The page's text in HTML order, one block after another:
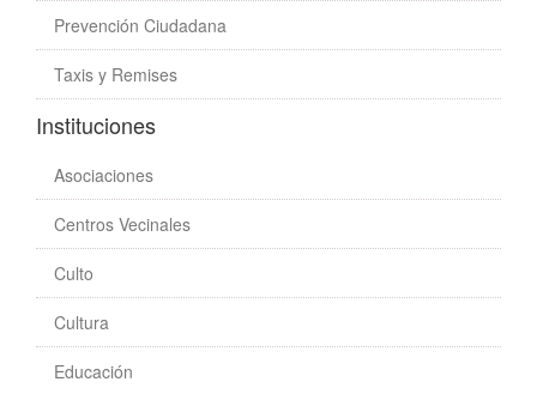
Prevención Ciudadana
Taxis y Remises
Instituciones
Asociaciones
Centros Vecinales
Culto
Cultura
Educación